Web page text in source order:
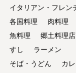
イタリアン・フレン
各国料理
肉料理
魚料理
郷土料理店
すし
ラーメン
そば・うどん
カ